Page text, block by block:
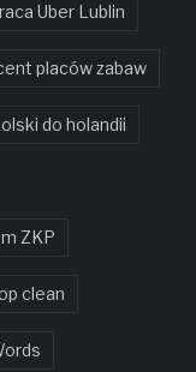
Uber Lublin
placów zabaw
do holandii
ZKP
clean